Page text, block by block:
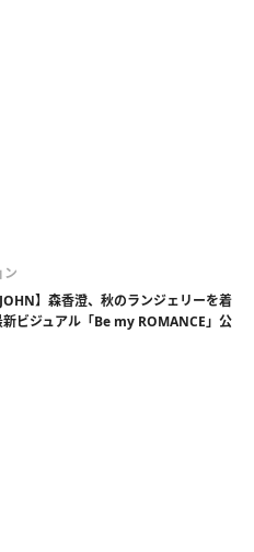
ン
JOHN】森香澄、秋のランジェリーを着
新ビジュアル「Be my ROMANCE」公